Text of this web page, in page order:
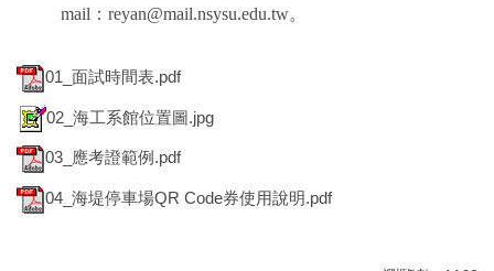
mail： reyan@mail.nsysu.edu.tw。
01_面試時間表.pdf
02_海工系館位置圖.jpg
03_應考證範例.pdf
04_海堤停車場QR Code券使用說明.pdf